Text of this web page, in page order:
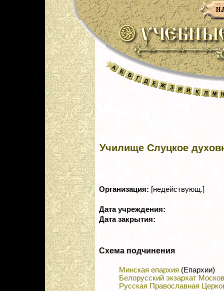
Училище Слуцкое
Организация: [недействующ.]
Дата учреждения:
Дата закрытия:
Схема подчинения
Минская епархия (Епархии)
Белорусский экзархат
Русская Православная